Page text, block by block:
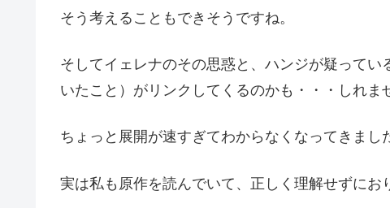
そう考えることもできそうですね。
そしてイェレナのその思惑と、ハンジが疑って
いたこと）がリンクしてくるのかも・・・しれま
ちょっと展開が速すぎてわからなくなってきまし
実は私も原作を読んでいて、正しく理解せずにお